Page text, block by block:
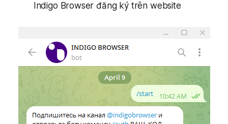
Indigo Browser đăng ký trên website